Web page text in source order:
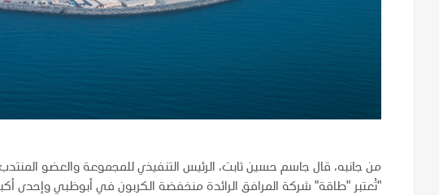
من جانبه، قال جاسم حسين ثابت، الرئيس التنفيذي للمجموعة والعضو
"تُعتبر "طاقة" شركة المرافق الرائدة منخفضة الكربون في أبوظبي